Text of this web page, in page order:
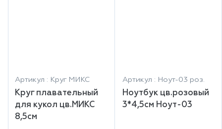
Артикул : Круг МИКС
Круг плавательный
для кукол цв.МИКС
8,5см
Артикул : Ноут-03 роз.
Ноутбук цв.розовый
3*4,5см Ноут-03